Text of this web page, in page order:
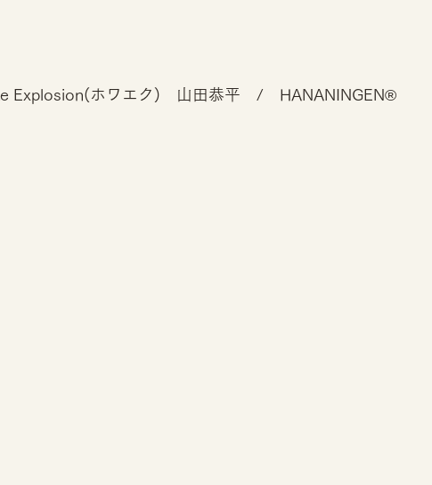
Explosion(ホワエク)　山田恭平　/　HANANINGEN®